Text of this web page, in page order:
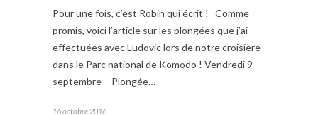
Pour une fois, c’est Robin qui écrit ! Comme
promis, voici l’article sur les plongées que j’ai
effectuées avec Ludovic lors de notre croisière
dans le Parc national de Komodo ! Vendredi 9
septembre – Plongée…
16 octobre 2016